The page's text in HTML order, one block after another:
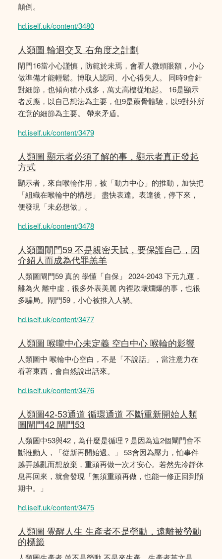
顛倒。
hd.iself.uk/content/3480
人類圖 輪迴交叉 右角度之計劃
閘門16當小心謹慎，防範於未焉，會看人微頭眼額，小心
做準備才能輕鬆。博取人認同、小心得失人。 同時9會針
對細節，也傾向積小成多，萬丈高樓從地起。 16是顯示
者反應，以自己想法為主要，但9是薦骨體驗，以9對外所
在意的細節為主要。 帶來矛盾。
hd.iself.uk/content/3479
人類圖 顯示者必須了解的事，顯示者真正發起
方式
顯示者，來自喉輪作用，被「動力中心」的推動，加快把
「組織在喉輪中的構想」 盡快表達。表達後，停下來，
便發現「未必想做」。
hd.iself.uk/content/3478
人類圖閘門59 不是親密天賦，要保護自己，因
介紹人而成為代罪羔羊
人類圖閘門59 真的 學懂「自保」 2024-2043 下元九運，
離為火 離中虛，很多外表美麗 內裡敗壞爛爆的事，也很
多騙局。閘門59，小心被推入人禍。
hd.iself.uk/content/3477
人類圖 喉嚨中心未定義 空白中心 喉輪的影響
人類圖中 喉輪中心空白，不是「不說話」，當注意力在
看著東西，會自然說出話來。
hd.iself.uk/content/3476
人類圖42-53通道 循環通道 不斷重新開始人類
圖閘門42 閘門53
人類圖中53與42，為什麼是循理？是因為這2個閘門會不
斷推動人，「從新再開始過。」 53會因為壓力，怕事件
越弄越亂而想放棄，重頭再做一次才安心。若然先冷靜休
息再回來，就會發現「無須重頭再做，也能一修正回到預
期中。」
hd.iself.uk/content/3475
人類圖 覺醒人生 生產者不是勞動，遠離被勞動
的標籤